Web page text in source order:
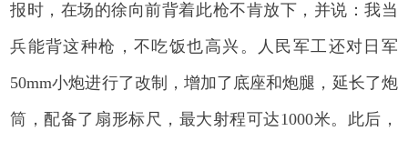
报时，在场的徐向前背着此枪不肯放下，并说：我当
兵能背这种枪，不吃饭也高兴。人民军工还对日军
50mm小炮进行了改制，增加了底座和炮腿，延长了炮
筒，配备了扇形标尺，最大射程可达1000米。此后，